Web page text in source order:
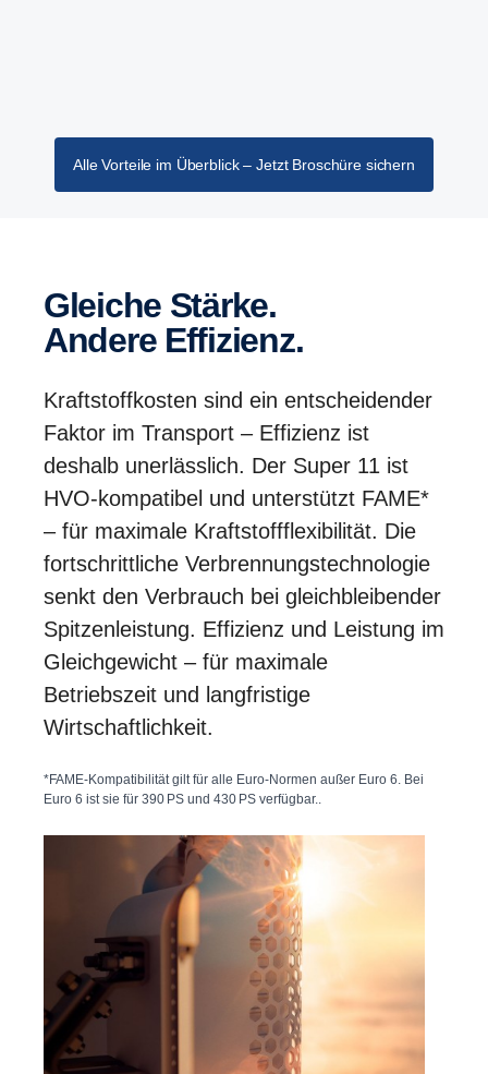
Alle Vorteile im Überblick – Jetzt Broschüre sichern
Gleiche Stärke.
Andere Effizienz.
Kraftstoffkosten sind ein entscheidender
Faktor im Transport – Effizienz ist
deshalb unerlässlich. Der Super 11 ist
HVO-kompatibel und unterstützt FAME*
– für maximale Kraftstoffflexibilität. Die
fortschrittliche Verbrennungstechnologie
senkt den Verbrauch bei gleichbleibender
Spitzenleistung. Effizienz und Leistung im
Gleichgewicht – für maximale
Betriebszeit und langfristige
Wirtschaftlichkeit.
*FAME-Kompatibilität gilt für alle Euro-Normen außer Euro 6. Bei
Euro 6 ist sie für 390 PS und 430 PS verfügbar..